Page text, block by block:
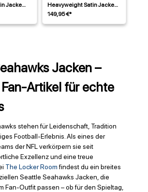
Jacke
Heavyweight Satin Jacke
Blau
149,95 €*
Jacken –
Artikel für echte
stehen für Leidenschaft, Tradition
Football-Erlebnis. Als eines der
der NFL verkörpern sie seit
Exzellenz und eine treue
The Locker Roomfindest du ein breites
Seattle Seahawks Jacken, die
Fan-Outfit passen – ob für den Spieltag,